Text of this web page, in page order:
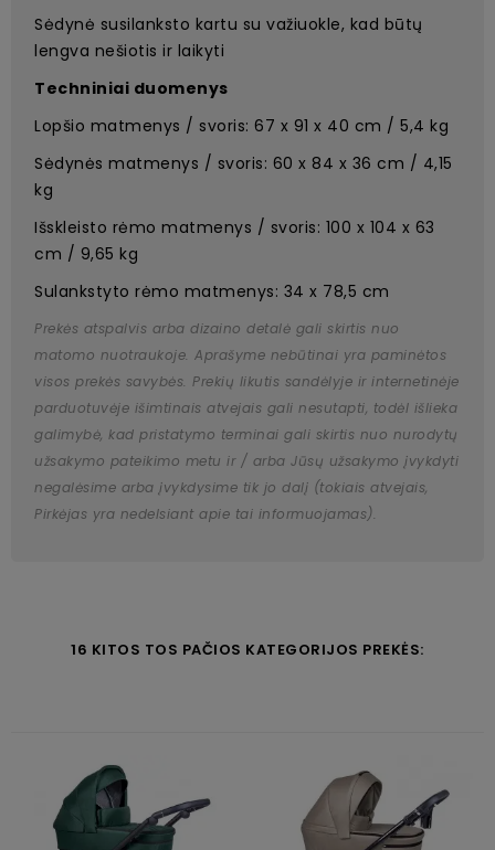
Sėdynė susilanksto kartu su važiuokle, kad būtų
lengva nešiotis ir laikyti
Techniniai duomenys
Lopšio matmenys / svoris: 67 x 91 x 40 cm / 5,4 kg
Sėdynės matmenys / svoris: 60 x 84 x 36 cm / 4,15
kg
Išskleisto rėmo matmenys / svoris: 100 x 104 x 63
cm / 9,65 kg
Sulankstyto rėmo matmenys: 34 x 78,5 cm
Prekės atspalvis arba dizaino detalė gali skirtis nuo
matomo nuotraukoje. Aprašyme nebūtinai yra paminėtos
visos prekės savybės. Prekių likutis sandėlyje ir internetinėje
parduotuvėje išimtinais atvejais gali nesutapti, todėl išlieka
galimybė, kad pristatymo terminai gali skirtis nuo nurodytų
užsakymo pateikimo metu ir / arba Jūsų užsakymo įvykdyti
negalėsime arba įvykdysime tik jo dalį (tokiais atvejais,
Pirkėjas yra nedelsiant apie tai informuojamas).
16 KITOS TOS PAČIOS KATEGORIJOS PREKĖS: